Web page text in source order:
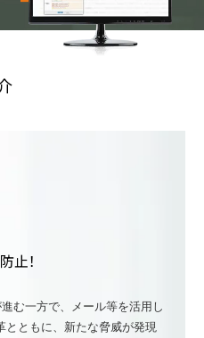
止！
む一方で、メール等を活用し
とともに、新たな脅威が発現